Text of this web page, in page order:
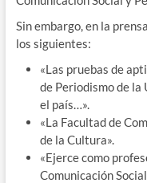
Sin embargo, en la
los siguientes:
«Las pruebas de
de Periodismo de la
el país…».
«La Facultad de
de la Cultura».
«Ejerce como
Comunicación